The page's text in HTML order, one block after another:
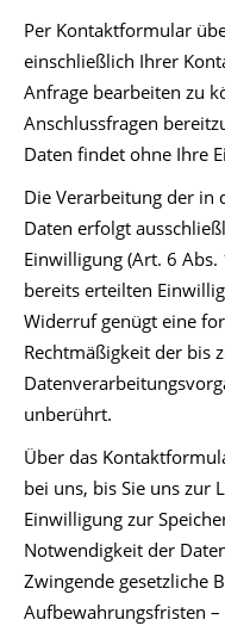
Per Kontaktformular
einschließlich Ihrer
Anfrage bearbeiten zu
Anschlussfragen
Daten findet ohne Ihre
Die Verarbeitung der in
Daten erfolgt
Einwilligung (Art. 6 Abs.
bereits erteilten
Widerruf genügt eine
Rechtmäßigkeit der bis
unberührt.
Über das
bei uns, bis Sie uns zur
Einwilligung zur
Notwendigkeit der
Zwingende gesetzliche
Aufbewahrungsfristen